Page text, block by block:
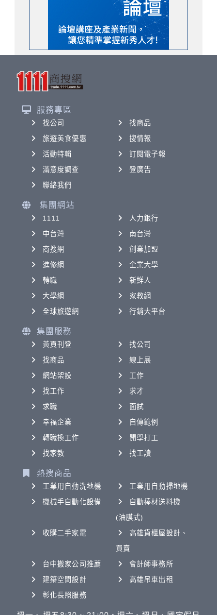
服務專區
找公司
找商品
旅遊美食優惠
搜情報
活動特輯
訂閱電子報
滿意度調查
登廣告
聯絡我們
集團網站
1111
人力銀行
中台灣
南台灣
商搜網
創業加盟
進修網
企業大學
轉職
新鮮人
大學網
家教網
全球旅遊網
行銷大平台
集團服務
黃頁刊登
找公司
找商品
線上展
網站架設
工作
找工作
求才
求職
面試
幸福企業
自傳範例
轉職換工作
開學打工
找家教
找工讀
熱搜商品
工業用自動洗地機
工業用自動掃地機
機械手自動化設備
自動棒材送料機
(油膜式)
收購二手家電
高雄貨櫃屋設計、
買賣
台中搬家公司推薦
會計師事務所
建築空間設計
高雄吊車出租
彰化長照服務